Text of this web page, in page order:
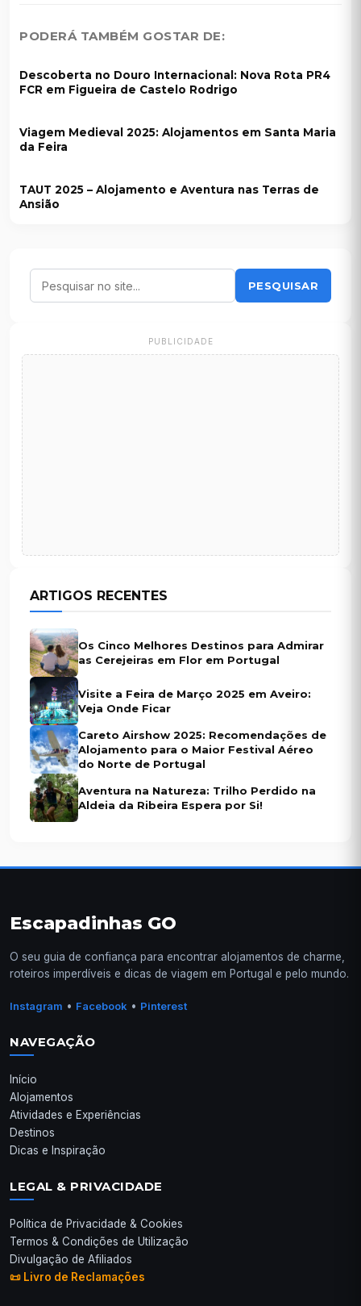
PODERÁ TAMBÉM GOSTAR DE:
Descoberta no Douro Internacional: Nova Rota PR4
FCR em Figueira de Castelo Rodrigo
Viagem Medieval 2025: Alojamentos em Santa Maria
da Feira
TAUT 2025 – Alojamento e Aventura nas Terras de
Ansião
PESQUISAR
PUBLICIDADE
ARTIGOS RECENTES
Os Cinco Melhores Destinos para Admirar
as Cerejeiras em Flor em Portugal
Visite a Feira de Março 2025 em Aveiro:
Veja Onde Ficar
Careto Airshow 2025: Recomendações de
Alojamento para o Maior Festival Aéreo
do Norte de Portugal
Aventura na Natureza: Trilho Perdido na
Aldeia da Ribeira Espera por Si!
Escapadinhas GO
O seu guia de confiança para encontrar alojamentos de charme,
roteiros imperdíveis e dicas de viagem em Portugal e pelo mundo.
Instagram • Facebook • Pinterest
NAVEGAÇÃO
Início
Alojamentos
Atividades e Experiências
Destinos
Dicas e Inspiração
LEGAL & PRIVACIDADE
Política de Privacidade & Cookies
Termos & Condições de Utilização
Divulgação de Afiliados
📜 Livro de Reclamações